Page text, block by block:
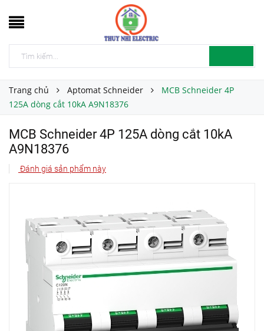
Trang chủ Aptomat Schneider
MCB Schneider 4P
125A dòng cắt 10kA A9N18376
MCB Schneider 4P 125A dòng cắt 10kA
A9N18376
Đánh giá sản phẩm này